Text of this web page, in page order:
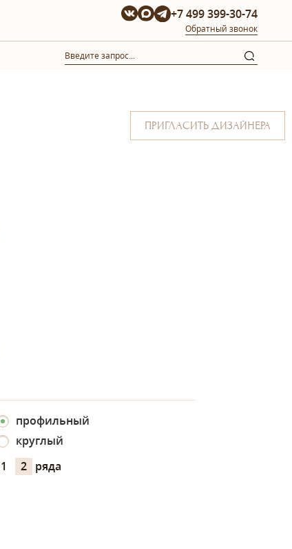
+7 499 399-30-74
Обратный звонок
ПРИГЛАСИТЬ ДИЗАЙНЕРА
профильный
круглый
1
2 ряда